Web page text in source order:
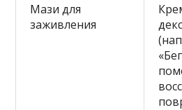
Мази для
заживления